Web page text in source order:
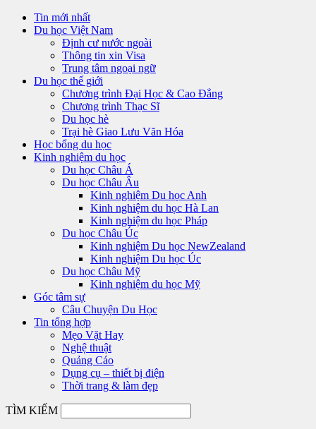
Tin mới nhất
Du học Việt Nam
Định cư nước ngoài
Thông tin xin Visa
Trung tâm ngoại ngữ
Du học thế giới
Chương trình Đại Học & Cao Đẳng
Chương trình Thạc Sĩ
Du học hè
Trại hè Giao Lưu Văn Hóa
Học bổng du học
Kinh nghiệm du học
Du học Châu Á
Du học Châu Âu
Kinh nghiệm Du học Anh
Kinh nghiệm du học Hà Lan
Kinh nghiệm du học Pháp
Du học Châu Úc
Kinh nghiệm Du học NewZealand
Kinh nghiệm Du học Úc
Du học Châu Mỹ
Kinh nghiệm du học Mỹ
Góc tâm sự
Câu Chuyện Du Học
Tin tổng hợp
Mẹo Vặt Hay
Nghệ thuật
Quảng Cáo
Dụng cụ – thiết bị điện
Thời trang & làm đẹp
TÌM KIẾM